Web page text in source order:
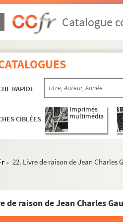
Catalogue
RAPIDE
CIBLÉES
Imprimés
multimédia
> 22. Livre de raison de Jean Charles
de raison de Jean Charles